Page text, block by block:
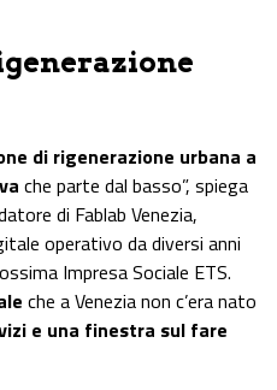
di rigenerazione urbana a
che parte dal basso”, spiega
di Fablab Venezia,
operativo da diversi anni
Impresa Sociale ETS.
che a Venezia non c’era nato
e una finestra sul fare